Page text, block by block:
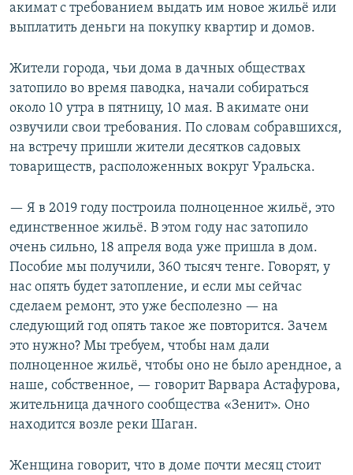
акимат с требованием выдать им новое жильё или
выплатить деньги на покупку квартир и домов.
Жители города, чьи дома в дачных обществах
затопило во время паводка, начали собираться
около 10 утра в пятницу, 10 мая. В акимате они
озвучили свои требования. По словам собравшихся,
на встречу пришли жители десятков садовых
товариществ, расположенных вокруг Уральска.
— Я в 2019 году построила полноценное жильё, это
единственное жильё. В этом году нас затопило
очень сильно, 18 апреля вода уже пришла в дом.
Пособие мы получили, 360 тысяч тенге. Говорят, у
нас опять будет затопление, и если мы сейчас
сделаем ремонт, это уже бесполезно — на
следующий год опять такое же повторится. Зачем
это нужно? Мы требуем, чтобы нам дали
полноценное жильё, чтобы оно не было арендное, а
наше, собственное, — говорит Варвара Астафурова,
жительница дачного сообщества «Зенит». Оно
находится возле реки Шаган.
Женщина говорит, что в доме почти месяц стоит